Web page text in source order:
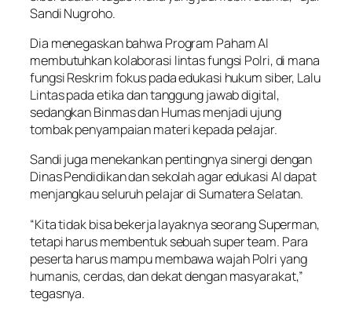
Sandi Nugroho.
Dia menegaskan bahwa Program Paham AI
membutuhkan kolaborasi lintas fungsi Polri, di mana
fungsi Reskrim fokus pada edukasi hukum siber, Lalu
Lintas pada etika dan tanggung jawab digital,
sedangkan Binmas dan Humas menjadi ujung
tombak penyampaian materi kepada pelajar.
Sandi juga menekankan pentingnya sinergi dengan
Dinas Pendidikan dan sekolah agar edukasi AI dapat
menjangkau seluruh pelajar di Sumatera Selatan.
“Kita tidak bisa bekerja layaknya seorang Superman,
tetapi harus membentuk sebuah super team. Para
peserta harus mampu membawa wajah Polri yang
humanis, cerdas, dan dekat dengan masyarakat,”
tegasnya.